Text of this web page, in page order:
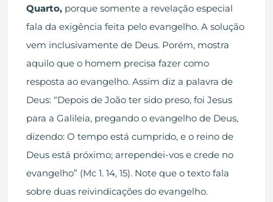
Quarto, porque somente a revelação especial
fala da exigência feita pelo evangelho. A solução
vem inclusivamente de Deus. Porém, mostra
aquilo que o homem precisa fazer como
resposta ao evangelho. Assim diz a palavra de
Deus: “Depois de João ter sido preso, foi Jesus
para a Galileia, pregando o evangelho de Deus,
dizendo: O tempo está cumprido, e o reino de
Deus está próximo; arrependei-vos e crede no
evangelho” (Mc 1. 14, 15). Note que o texto fala
sobre duas reivindicações do evangelho.